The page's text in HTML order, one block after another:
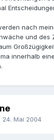
nach
und des
innerhalb
24. Mai 2004